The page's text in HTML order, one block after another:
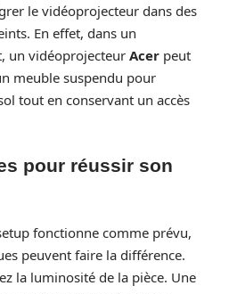
le vidéoprojecteur dans des
En effet, dans un
un vidéoprojecteur Acer peut
meuble suspendu pour
tout en conservant un accès
pour réussir son
fonctionne comme prévu,
peuvent faire la différence.
la luminosité de la pièce. Une